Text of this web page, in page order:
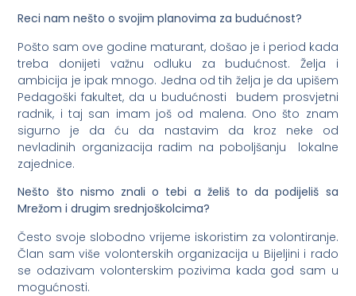
Reci nam nešto o svojim planovima za budućnost?
Pošto sam ove godine maturant, došao je i period kada
treba donijeti važnu odluku za budućnost. Želja i
ambicija je ipak mnogo. Jedna od tih želja je da upišem
Pedagoški fakultet, da u budućnosti budem prosvjetni
radnik, i taj san imam još od malena. Ono što znam
sigurno je da ću da nastavim da kroz neke od
nevladinih organizacija radim na poboljšanju lokalne
zajednice.
Nešto što nismo znali o tebi a želiš to da podijeliš sa
Mrežom i drugim srednjoškolcima?
Često svoje slobodno vrijeme iskoristim za volontiranje.
Član sam više volonterskih organizacija u Bijeljini i rado
se odazivam volonterskim pozivima kada god sam u
mogućnosti.